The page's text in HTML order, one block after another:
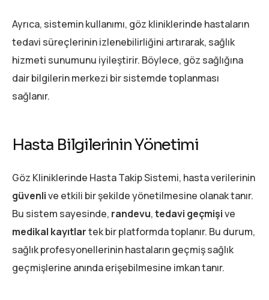
Ayrıca, sistemin kullanımı, göz kliniklerinde hastaların
tedavi süreçlerinin izlenebilirliğini artırarak, sağlık
hizmeti sunumunu iyileştirir. Böylece, göz sağlığına
dair bilgilerin merkezi bir sistemde toplanması
sağlanır.
Hasta Bilgilerinin Yönetimi
Göz Kliniklerinde Hasta Takip Sistemi, hasta verilerinin
güvenlive etkili bir şekilde yönetilmesine olanak tanır.
Bu sistem sayesinde, randevu,tedavi geçmişive
medikal kayıtlartek bir platformda toplanır. Bu durum,
sağlık profesyonellerinin hastaların geçmiş sağlık
geçmişlerine anında erişebilmesine imkan tanır.